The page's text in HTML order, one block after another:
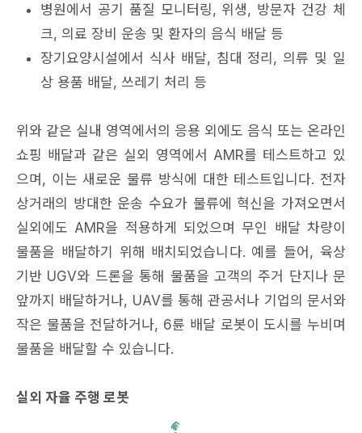
병원에서 공기 품질 모니터링, 위생, 방문자 건강 체
크, 의료 장비 운송 및 환자의 음식 배달 등
장기요양시설에서 식사 배달, 침대 정리, 의류 및 일
상 용품 배달, 쓰레기 처리 등
위와 같은 실내 영역에서의 응용 외에도 음식 또는 온라인
쇼핑 배달과 같은 실외 영역에서 AMR를 테스트하고 있
으며, 이는 새로운 물류 방식에 대한 테스트입니다. 전자
상거래의 방대한 운송 수요가 물류에 혁신을 가져오면서
실외에도 AMR을 적용하게 되었으며 무인 배달 차량이
물품을 배달하기 위해 배치되었습니다. 예를 들어, 육상
기반 UGV와 드론을 통해 물품을 고객의 주거 단지나 문
앞까지 배달하거나, UAV를 통해 관공서나 기업의 문서와
작은 물품을 전달하거나, 6륜 배달 로봇이 도시를 누비며
물품을 배달할 수 있습니다.
실외 자율 주행 로봇